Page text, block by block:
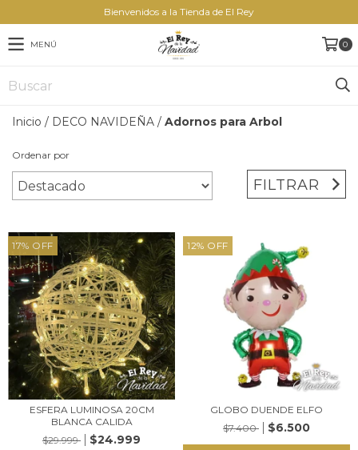
Bienvenidos a la Tienda de El Rey
MENÚ 0
Inicio / DECO NAVIDEÑA / Adornos para Arbol
Ordenar por
FILTRAR
17% OFF
ESFERA LUMINOSA 20CM
BLANCA CALIDA
$29.999
$24.999
12% OFF
GLOBO DUENDE ELFO
$7.400
$6.500